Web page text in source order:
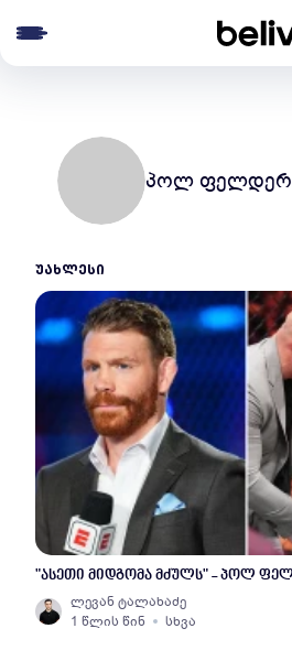
პოლ
ᲣᲐᲮᲚᲔᲡᲘ
"ასეთი მიდგომა მძულს" - პოლ
ლევან ტალახაძე
1 წლის წინ
სხვა